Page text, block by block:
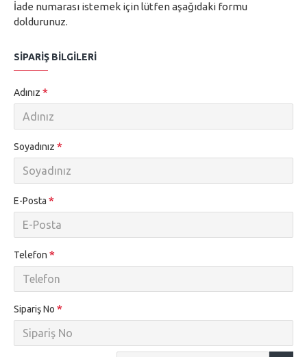
İade numarası istemek için lütfen aşağıdaki formu
doldurunuz.
SIPARIŞ BILGILERI
Adınız
Soyadınız
E-Posta
Telefon
Sipariş No